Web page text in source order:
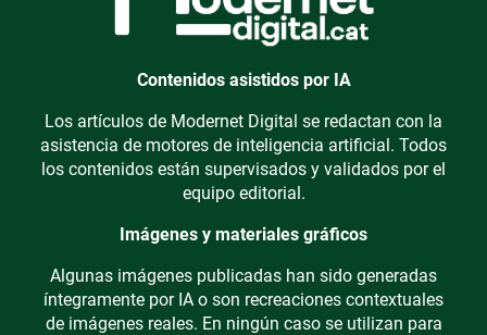
Contenidos asistidos por IA
Los artículos de Modernet Digital se redactan con la
asistencia de motores de inteligencia artificial. Todos
los contenidos están supervisados y validados por el
equipo editorial.
Imágenes y materiales gráficos
Algunas imágenes publicadas han sido generadas
íntegramente por IA o son recreaciones contextuales
de imágenes reales. En ningún caso se utilizan para